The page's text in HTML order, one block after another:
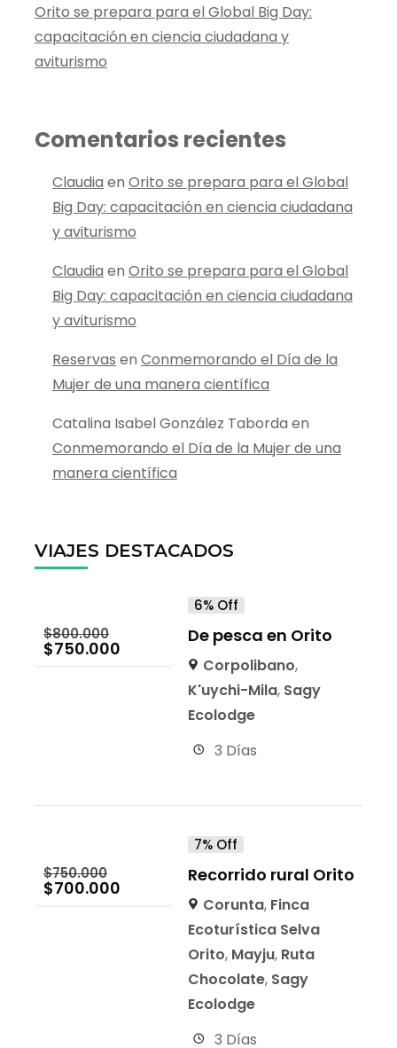
Orito se prepara para el Global Big Day:
capacitación en ciencia ciudadana y
aviturismo
Comentarios recientes
Claudia en Orito se prepara para el Global
Big Day: capacitación en ciencia ciudadana
y aviturismo
Claudia en Orito se prepara para el Global
Big Day: capacitación en ciencia ciudadana
y aviturismo
Reservas en Conmemorando el Día de la
Mujer de una manera científica
Catalina Isabel González Taborda en
Conmemorando el Día de la Mujer de una
manera científica
VIAJES DESTACADOS
$800.000
$750.000
6% Off
De pesca en Orito
Corpolibano,
K'uychi-Mila, Sagy
Ecolodge
3 Días
$750.000
$700.000
7% Off
Recorrido rural Orito
Corunta, Finca
Ecoturística Selva
Orito, Mayju, Ruta
Chocolate, Sagy
Ecolodge
3 Días